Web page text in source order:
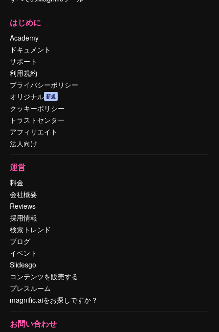
はじめに
Academy
ドキュメント
サポート
利用規約
プライバシーポリシー
オリジナル 新規
クッキーポリシー
トラストセンター
アフィリエイト
法人向け
運営
料金
会社概要
Reviews
採用情報
検索トレンド
ブログ
イベント
Slidesgo
コンテンツを販売する
プレスルーム
magnific.aiをお探しですか？
お問い合わせ